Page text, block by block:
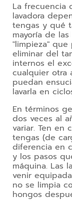
La frecuencia
lavadora
tengas y qué
mayoría de
"limpieza"
eliminar del
internos el
cualquier otra
puedan
lavarla en
En términos
dos veces al
variar. Ten en
tengas (de
diferencia en
y los pasos
máquina. Las
venir
no se limpia
hongos